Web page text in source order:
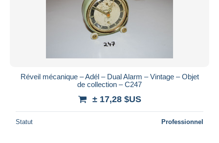
Réveil mécanique – Adél – Dual Alarm – Vintage – Objet
de collection – C247
± 17,28 $US
Statut Professionnel